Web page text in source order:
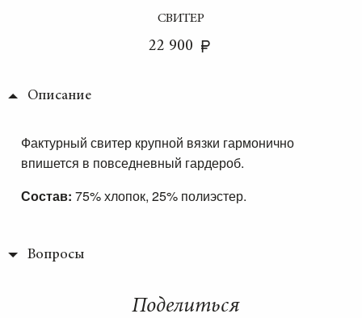
СВИТЕР
22 900
Описание
Фактурный свитер крупной вязки гармонично
впишется в повседневный гардероб.
Состав: 75% хлопок, 25% полиэстер.
Вопросы
Поделиться